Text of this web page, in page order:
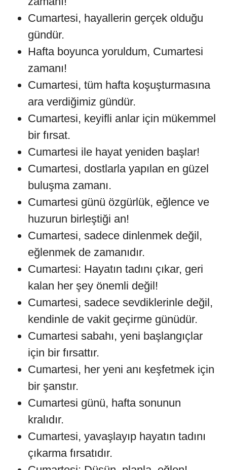
Cumartesi, hayallerin gerçek olduğu
gündür.
Hafta boyunca yoruldum, Cumartesi
zamanı!
Cumartesi, tüm hafta koşuşturmasına
ara verdiğimiz gündür.
Cumartesi, keyifli anlar için mükemmel
bir fırsat.
Cumartesi ile hayat yeniden başlar!
Cumartesi, dostlarla yapılan en güzel
buluşma zamanı.
Cumartesi günü özgürlük, eğlence ve
huzurun birleştiği an!
Cumartesi, sadece dinlenmek değil,
eğlenmek de zamanıdır.
Cumartesi: Hayatın tadını çıkar, geri
kalan her şey önemli değil!
Cumartesi, sadece sevdiklerinle değil,
kendinle de vakit geçirme günüdür.
Cumartesi sabahı, yeni başlangıçlar
için bir fırsattır.
Cumartesi, her yeni anı keşfetmek için
bir şanstır.
Cumartesi günü, hafta sonunun
kralıdır.
Cumartesi, yavaşlayıp hayatın tadını
çıkarma fırsatıdır.